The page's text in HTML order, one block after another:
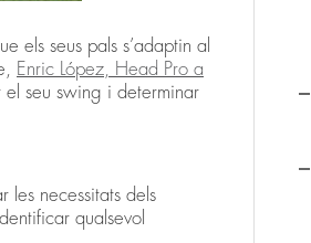
els seus pals s’adaptin al
Enric López, Head Pro a
el seu swing i determinar
les necessitats dels
qualsevol